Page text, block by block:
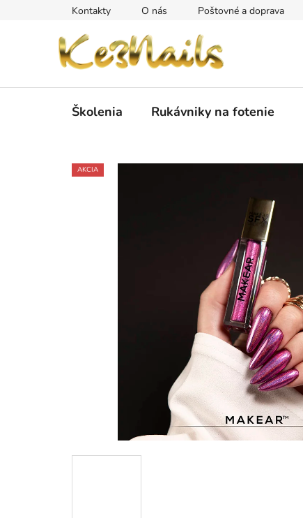
Kontakty O nás Poštovné a doprava
Školenia Rukávniky na fotenie
AKCIA